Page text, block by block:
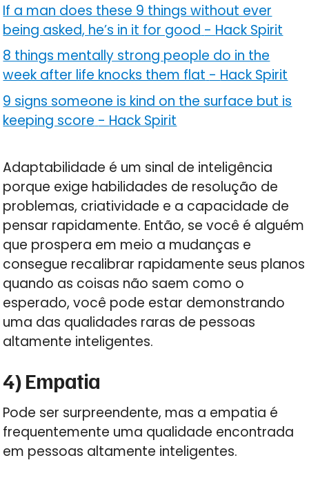
If a man does these 9 things without ever
being asked, he’s in it for good - Hack Spirit
8 things mentally strong people do in the
week after life knocks them flat-Hack Spirit
9 signs someone is kind on the surface but is
keeping score - Hack Spirit
Adaptabilidade é um sinal de inteligência
porque exige habilidades de resolução de
problemas, criatividade e a capacidade de
pensar rapidamente. Então, se você é alguém
que prospera em meio a mudanças e
consegue recalibrar rapidamente seus planos
quando as coisas não saem como o
esperado, você pode estar demonstrando
uma das qualidades raras de pessoas
altamente inteligentes.
4) Empatia
Pode ser surpreendente, mas a empatia é
frequentemente uma qualidade encontrada
em pessoas altamente inteligentes.